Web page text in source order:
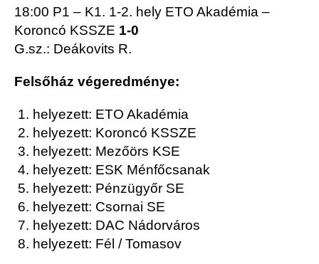
18:00 P1 – K1. 1-2. hely ETO Akadémia –
Koroncó KSSZE 1-0
G.sz.: Deákovits R.
Felsőház végeredménye:
1. helyezett: ETO Akadémia
2. helyezett: Koroncó KSSZE
3. helyezett: Mezőörs KSE
4. helyezett: ESK Ménfőcsanak
5. helyezett: Pénzügyőr SE
6. helyezett: Csornai SE
7. helyezett: DAC Nádorváros
8. helyezett: Fél / Tomasov